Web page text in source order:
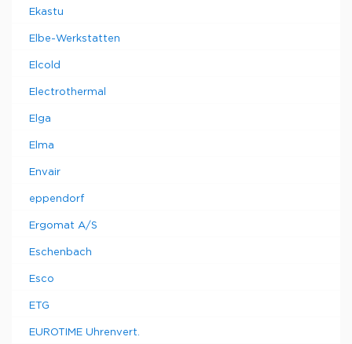
Ekastu
Elbe-Werkstatten
Elcold
Electrothermal
Elga
Elma
Envair
eppendorf
Ergomat A/S
Eschenbach
Esco
ETG
EUROTIME Uhrenvert.